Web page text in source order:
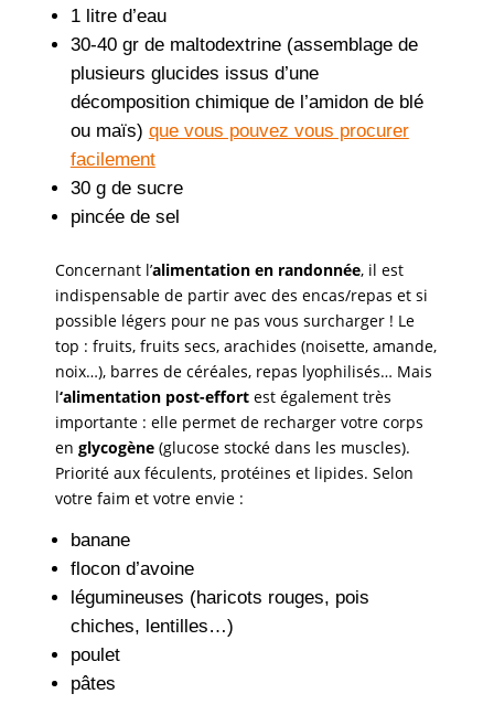
1 litre d’eau
30-40 gr de maltodextrine (assemblage de
plusieurs glucides issus d’une
décomposition chimique de l’amidon de blé
ou maïs) que vous pouvez vous procurer
facilement
30 g de sucre
pincée de sel
Concernant l’alimentation en randonnée, il est
indispensable de partir avec des encas/repas et si
possible légers pour ne pas vous surcharger ! Le
top : fruits, fruits secs, arachides (noisette, amande,
noix…), barres de céréales, repas lyophilisés… Mais
l‘alimentation post-effortest également très
importante : elle permet de recharger votre corps
en glycogène(glucose stocké dans les muscles).
Priorité aux féculents, protéines et lipides. Selon
votre faim et votre envie :
banane
flocon d’avoine
légumineuses (haricots rouges, pois
chiches, lentilles…)
poulet
pâtes